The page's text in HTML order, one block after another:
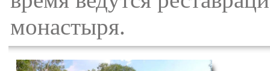
монастыря.